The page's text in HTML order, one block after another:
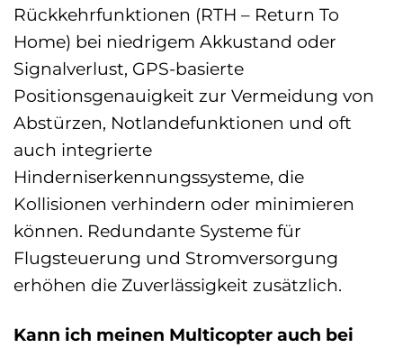
Rückkehrfunktionen (RTH – Return To
Home) bei niedrigem Akkustand oder
Signalverlust, GPS-basierte
Positionsgenauigkeit zur Vermeidung von
Abstürzen, Notlandefunktionen und oft
auch integrierte
Hinderniserkennungssysteme, die
Kollisionen verhindern oder minimieren
können. Redundante Systeme für
Flugsteuerung und Stromversorgung
erhöhen die Zuverlässigkeit zusätzlich.
Kann ich meinen Multicopter auch bei